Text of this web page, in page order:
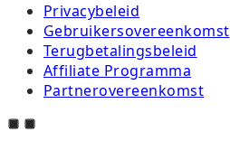
Privacybeleid
Gebruikersovereenkomst
Terugbetalingsbeleid
Affiliate Programma
Partnerovereenkomst